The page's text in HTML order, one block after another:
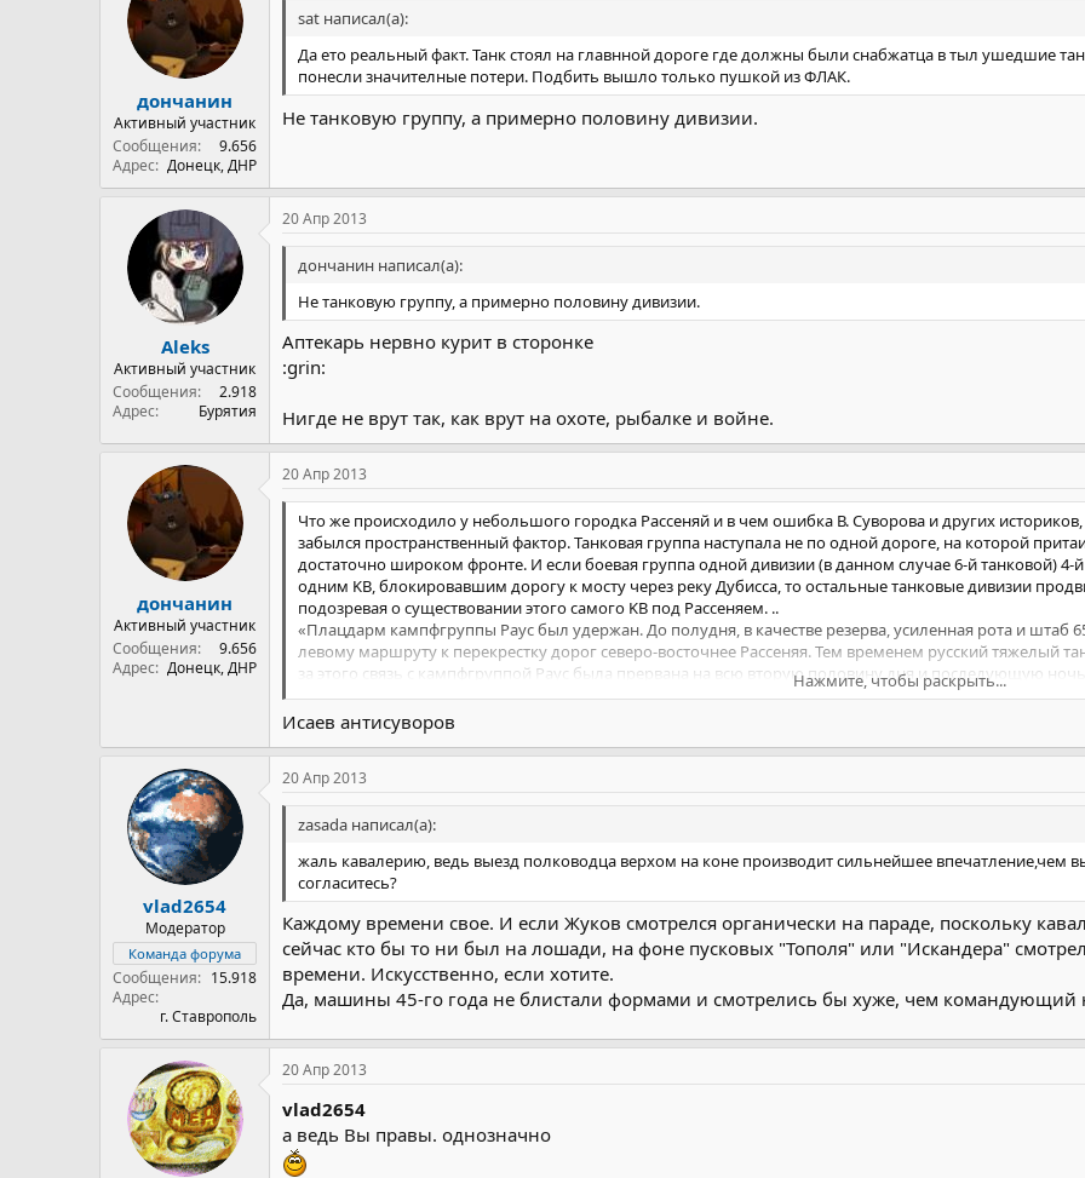
дончанин
Активный участник
Сообщения
9.656
Адрес Донецк, ДНР
sat написал(а):
Да ето реальный факт. Танк стоял на главнной дороге где должны были снабжатца в тыл ушедшие
понесли значителные потери. Подбить вышло только пушкой из ФЛАК.
Не танковую группу, а примерно половину дивизии.
Aleks
Активный участник
Сообщения
2.918
Адрес
Бурятия
20 Апр 2013
дончанин написал(а):
Не танковую группу, а примерно половину дивизии.
Аптекарь нервно курит в сторонке
:grin:
Нигде не врут так, как врут на охоте, рыбалке и войне.
дончанин
Активный участник
Сообщения
9.656
Адрес Донецк, ДНР
20 Апр 2013
Что же происходило у небольшого городка Рассеняй и в чем ошибка В. Суворова и других
забылся пространственный фактор. Танковая группа наступала не по одной дороге, на которой
достаточно широком фронте. И если боевая группа одной дивизии (в данном случае 6-й танковой)
одним KB, блокировавшим дорогу к мосту через реку Дубисса, то остальные танковые дивизии
подозревая о существовании этого самого KB под Рассеняем. ..
«Плацдарм кампфгруппы Раус был удержан. До полудня, в качестве резерва, усиленная рота и штаб
левому маршруту к перекрестку дорог северо-восточнее Рассеняя. Тем временем русский тяжелый
за этого связь с кампфгруппой Раус была прервана на всю вторую половину дня и последующую
борьбы с этим танком. Но ее действия были так же неуспешны, как и 10,5-см батареи, которая
провалилась попытка штурмовой группы саперов подорвать танк. Было невозможно приблизится к
Jentz Panzertruppen, Schiffer Military History, Atlegen, PA, page 198, перевод мой). Кампфгруппа, или
оттянутую в резерв роту, это все же не целая танковая группа.
Нажмите, чтобы раскрыть...
Исаев антисуворов
vlad2654
Модератор
Команда форума
Сообщения
15.918
Адрес
г. Ставрополь
20 Апр 2013
zasada написал(а):
жаль кавалерию, ведь выезд полководца верхом на коне производит сильнейшее впечатление,чем
согласитесь?
Каждому времени свое. И если Жуков смотрелся органически на параде, поскольку
сейчас кто бы то ни был на лошади, на фоне пусковых "Тополя" или "Искандера"
времени. Искусственно, если хотите.
Да, машины 45-го года не блистали формами и смотрелись бы хуже, чем командующий
20 Апр 2013
vlad2654
а ведь Вы правы. однозначно